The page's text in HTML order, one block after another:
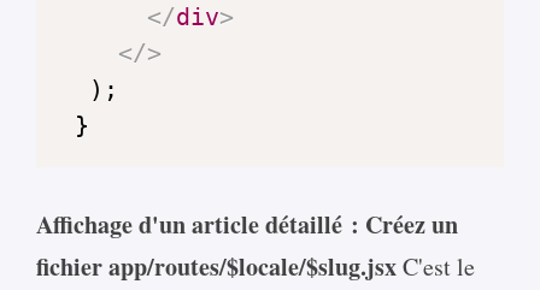
</div>
</>
}
Affichage d'un article détaillé : Créez un
fichier app/routes/$locale/$slug.jsxC'est le